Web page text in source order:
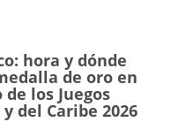
hora y dónde
de oro en
los Juegos
del Caribe 2026